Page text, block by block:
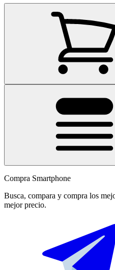
Compra Smartphone
Busca, compara y compra los
mejor precio.